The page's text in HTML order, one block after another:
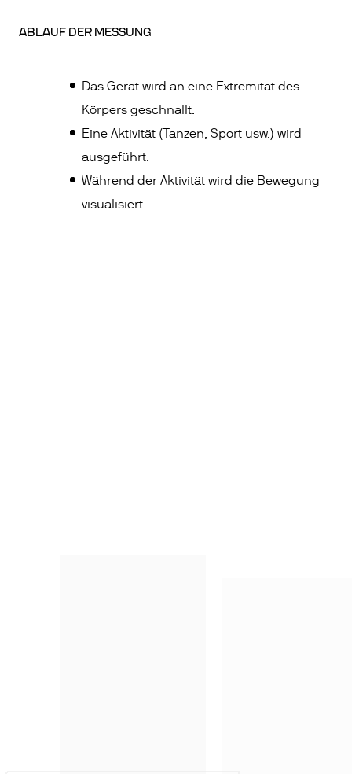
ABLAUF DER MESSUNG
Das Gerät wird an eine Extremität des
Körpers geschnallt.
Eine Aktivität (Tanzen, Sport usw.) wird
ausgeführt.
Während der Aktivität wird die Bewegung
visualisiert.